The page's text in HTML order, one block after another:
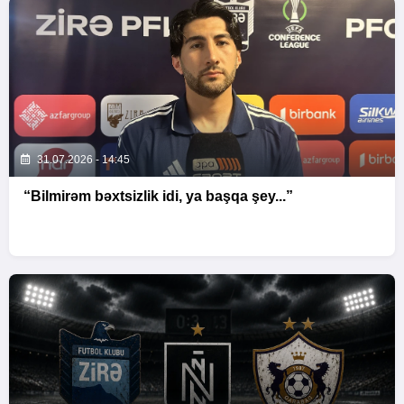
31.07.2026 - 14:45
“Bilmirəm bəxtsizlik idi, ya başqa şey...”